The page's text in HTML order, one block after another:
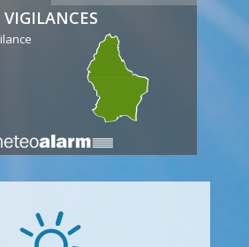
VIGILANCES